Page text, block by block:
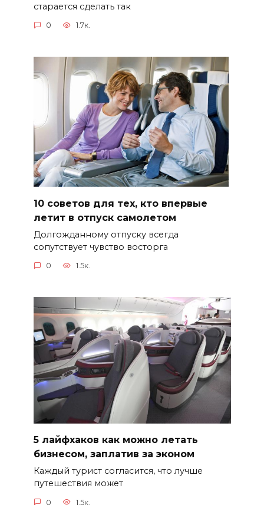
старается сделать так
0 1.7к.
10 советов для тех, кто впервые
летит в отпуск самолетом
Долгожданному отпуску всегда
сопутствует чувство восторга
0 1.5к.
5 лайфхаков как можно летать
бизнесом, заплатив за эконом
Каждый турист согласится, что лучше
путешествия может
0 1.5к.